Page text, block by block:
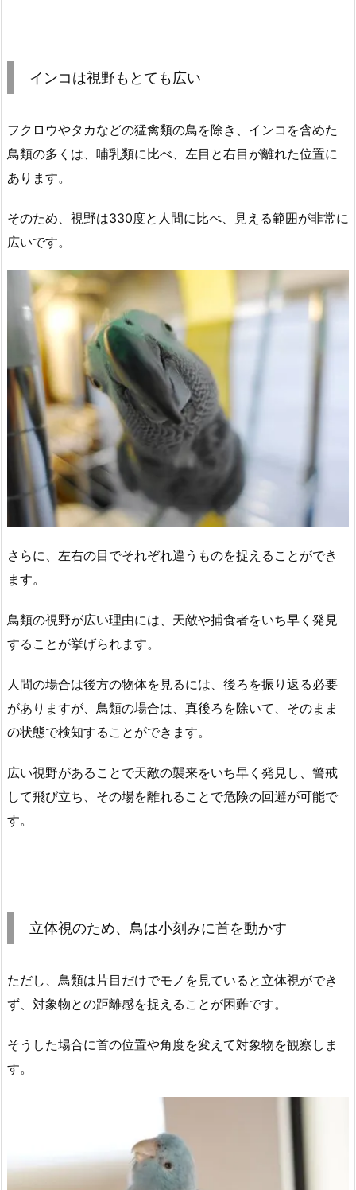
インコは視野もとても広い
フクロウやタカなどの猛禽類の鳥を除き、インコを含めた
鳥類の多くは、哺乳類に比べ、左目と右目が離れた位置に
あります。
そのため、視野は330度と人間に比べ、見える範囲が非常に
広いです。
さらに、左右の目でそれぞれ違うものを捉えることができ
ます。
鳥類の視野が広い理由には、天敵や捕食者をいち早く発見
することが挙げられます。
人間の場合は後方の物体を見るには、後ろを振り返る必要
がありますが、鳥類の場合は、真後ろを除いて、そのまま
の状態で検知することができます。
広い視野があることで天敵の襲来をいち早く発見し、警戒
して飛び立ち、その場を離れることで危険の回避が可能で
す。
立体視のため、鳥は小刻みに首を動かす
ただし、鳥類は片目だけでモノを見ていると立体視ができ
ず、対象物との距離感を捉えることが困難です。
そうした場合に首の位置や角度を変えて対象物を観察しま
す。